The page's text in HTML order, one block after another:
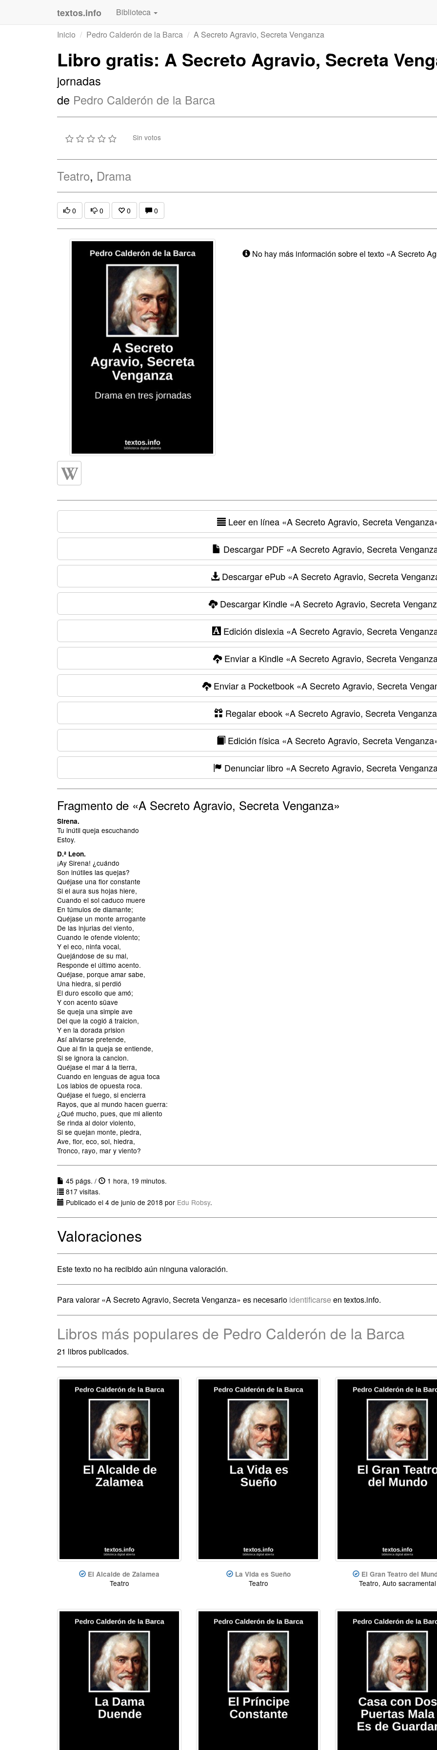
textos.info Biblioteca
Inicio
Pedro Calderón de la Barca A Secreto Agravio, Secreta Venganza
Libro gratis: A Secreto Agravio, Secreta
jornadas
de Pedro Calderón de la Barca
Sin votos
Teatro, Drama
0 0 0 0
No hay más información sobre el texto «A Secreto
Leer en línea«A Secreto Agravio, Secreta
Descargar PDF «A Secreto Agravio, Secreta
Descargar ePub «A Secreto Agravio, Secreta
Descargar Kindle «A Secreto Agravio, Secreta
Edición dislexia «A Secreto Agravio, Secreta
Enviar a Kindle«A Secreto Agravio, Secreta
Enviar a Pocketbook«A Secreto Agravio, Secreta
Regalar ebook«A Secreto Agravio, Secreta
Edición física «A Secreto Agravio, Secreta
Denunciar libro«A Secreto Agravio, Secreta
Fragmento de «A Secreto Agravio, Secreta Venganza»
Sirena.
Tu inútil queja escuchando
Estoy.
D.ª Leon.
¡Ay Sirena! ¿cuándo
Son inútiles las quejas?
Quéjase una flor constante
Si el aura sus hojas hiere,
Cuando el sol caduco muere
En túmulos de diamante;
Quéjase un monte arrogante
De las injurias del viento,
Cuando le ofende violento;
Y el eco, ninfa vocal,
Quejándose de su mal,
Responde el último acento.
Quéjase, porque amar sabe,
Una hiedra, si perdió
El duro escollo que amó;
Y con acento süave
Se queja una simple ave
Del que la cogió á traicion,
Y en la dorada prision
Así aliviarse pretende,
Que al fin la queja se entiende,
Si se ignora la cancion.
Quéjase el mar á la tierra,
Cuando en lenguas de agua toca
Los labios de opuesta roca.
Quéjase el fuego, si encierra
Rayos, que al mundo hacen guerra:
¿Qué mucho, pues, que mi aliento
Se rinda al dolor violento,
Si se quejan monte, piedra,
Ave, flor, eco, sol, hiedra,
Tronco, rayo, mar y viento?
45 págs. /
1 hora, 19 minutos.
817 visitas.
Publicado el 4 de junio de 2018 por Edu Robsy.
Valoraciones
Este texto no ha recibido aún ninguna valoración.
Para valorar «A Secreto Agravio, Secreta Venganza» es necesario identificarse en textos.info.
Libros más populares de Pedro Calderón de la Barca
21 libros publicados.
El Alcalde de Zalamea
Teatro
La Vida es Sueño
Teatro
El Gran Teatro del
Teatro, Auto sacramental